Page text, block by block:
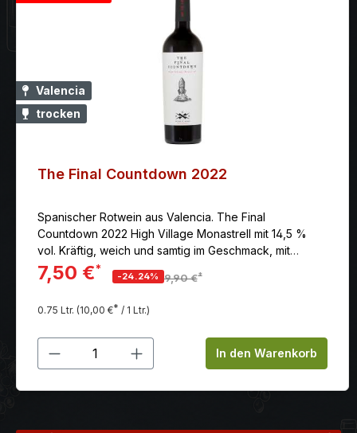
Valencia
trocken
The Final Countdown 2022
Spanischer Rotwein aus Valencia. The Final
Countdown 2022 High Village Monastrell mit 14,5 %
vol. Kräftig, weich und samtig im Geschmack, mit
langem Nachhall.
7,50 €*
-24.24% 9,90 €*
0.75 Ltr. (10,00 €* / 1 Ltr.)
Produkt Anzahl: Gib denIn den Warenkorb